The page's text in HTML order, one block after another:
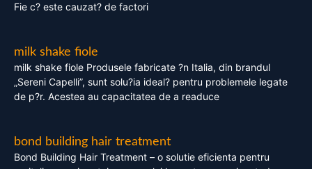
Fie c? este cauzat? de factori
milk shake fiole
milk shake fiole Produsele fabricate ?n Italia, din brandul
„Sereni Capelli”, sunt solu?ia ideal? pentru problemele legate
de p?r. Acestea au capacitatea de a readuce
bond building hair treatment
Bond Building Hair Treatment – o solutie eficienta pentru